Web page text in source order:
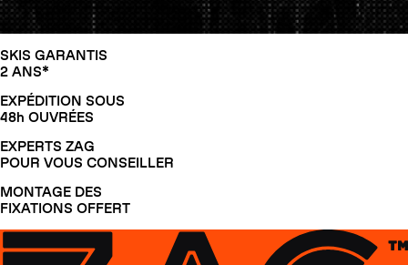
SKIS GARANTIS
2 ANS*
EXPÉDITION SOUS
48h OUVRÉES
EXPERTS ZAG
POUR VOUS CONSEILLER
MONTAGE DES
FIXATIONS OFFERT